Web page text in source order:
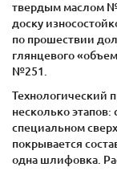
твердым маслом
доску
по прошествии
глянцевого
№251.
Технологический
несколько
специальном
покрывается
одна шлифовка.